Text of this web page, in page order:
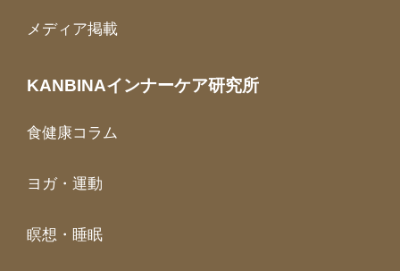
メディア掲載
KANBINAインナーケア研究所
食健康コラム
ヨガ・運動
瞑想・睡眠